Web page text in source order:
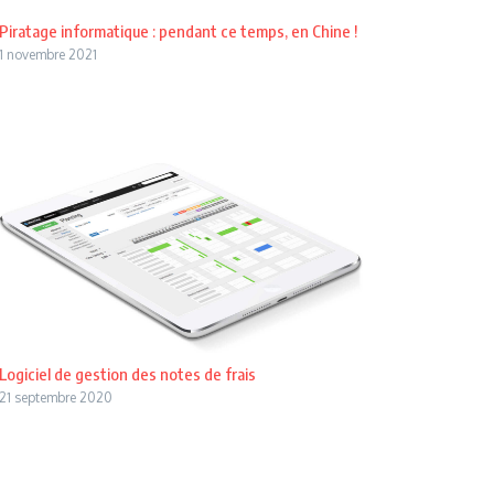
Piratage informatique : pendant ce temps, en Chine !
1 novembre 2021
Logiciel de gestion des notes de frais
21 septembre 2020